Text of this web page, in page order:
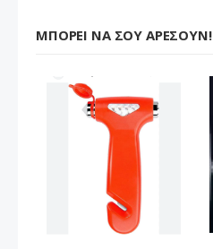
ΜΠΟΡΕΊ ΝΑ ΣΟΥ ΑΡΈΣΟΥΝ!